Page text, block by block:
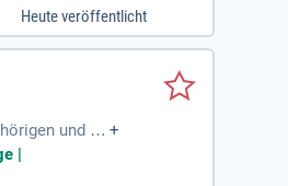
Heute veröffentlicht
und Be +
|